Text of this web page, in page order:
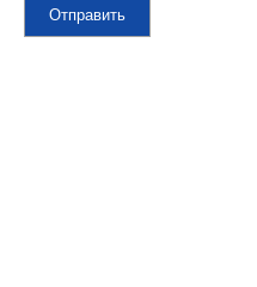
Отправить